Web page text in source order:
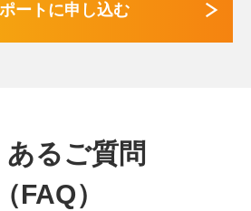
ートに申し込む
あるご質問
（FAQ）